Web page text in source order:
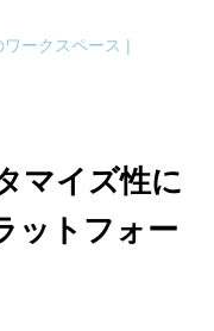
ークスペース |
マイズ性に
ットフォー